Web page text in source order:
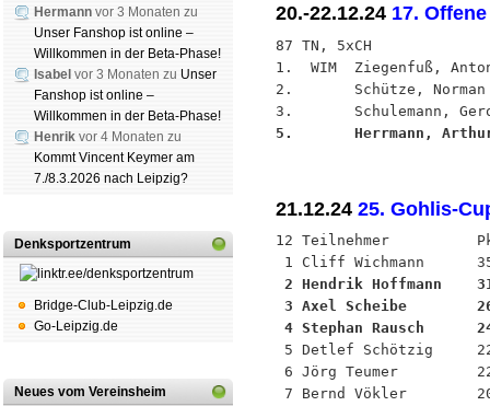
Hermann vor 3 Monaten zu
Unser Fanshop ist online –
Willkommen in der Beta-Phase!
Isabel vor 3 Monaten zu Unser
Fanshop ist online –
Willkommen in der Beta-Phase!
Henrik vor 4 Monaten zu
Kommt Vincent Keymer am
7./8.3.2026 nach Leipzig?
Denksportzentrum
Bridge-Club-Leipzig.de
Go-Leipzig.de
Neues vom Vereinsheim
20.-22.12.24 17.
87 TN, 5xCH
1.  WIM  Ziegenfuß,
2.       Schütze,
5.       Herrmann,
21.12.24 25. Gohlis-
12 Teilnehmer
2 Hendrik Hoffmann
3 Axel Scheibe
4 Stephan Rausch
5 Detlef Schötzig
6 Jörg Teumer